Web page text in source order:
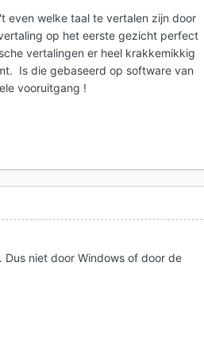
even welke taal te vertalen zijn door
op het eerste gezicht perfect
vertalingen er heel krakkemikkig
Is die gebaseerd op software van
vooruitgang !
niet door Windows of door de